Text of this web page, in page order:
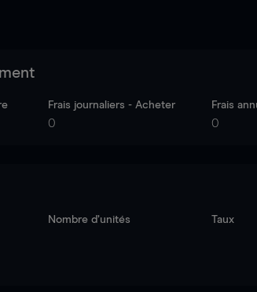
Frais journaliers - Acheter
0
Frais
0
Nombre d’unités Taux